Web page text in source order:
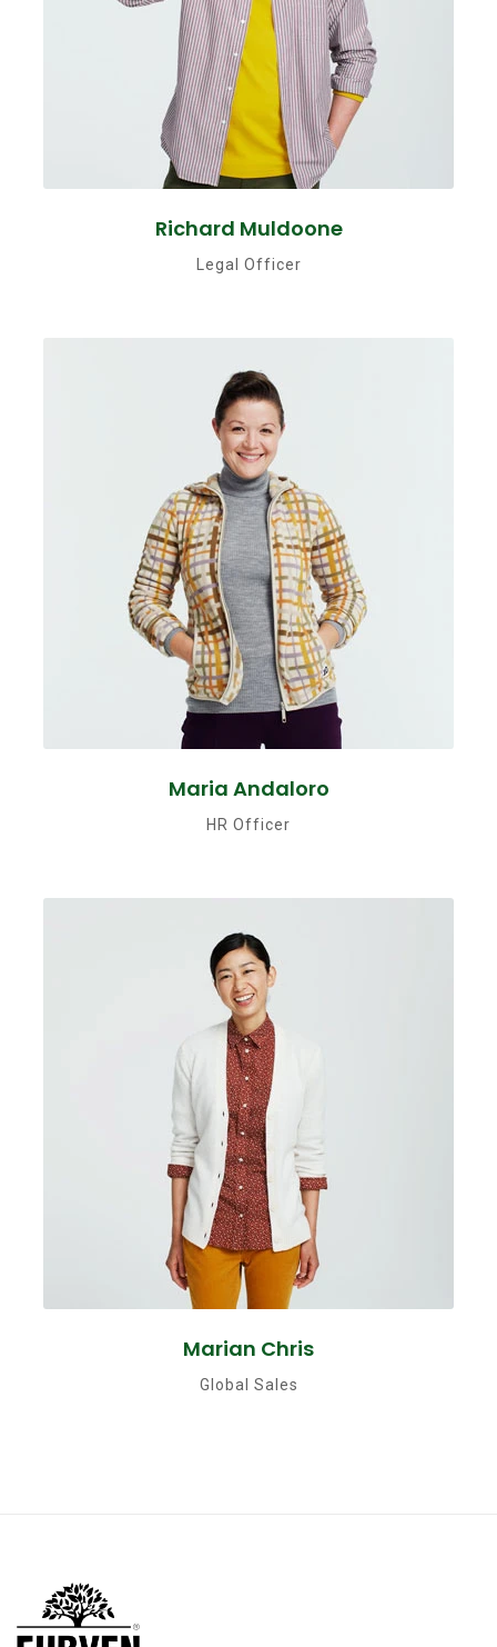
Richard Muldoone
Legal Officer
Maria Andaloro
HR Officer
Marian Chris
Global Sales